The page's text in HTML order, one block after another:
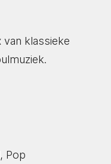
klassieke
Pop